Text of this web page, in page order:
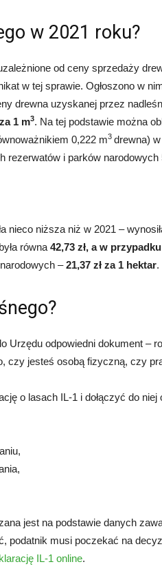
w 2021 roku?
od ceny sprzedaży
w tej sprawie. Ogłoszono w
drewna uzyskanej przez
1 m3. Na tej podstawie można
0,222 m3 drewna)
rezerwatów i parków narodowych
nieco niższa niż w 2021 –
równa 42,73 zł, a w
–21,37 zł za 1 hektar.
Urzędu odpowiedni dokument –
czy jesteś osobą fizyczną, czy
o lasach IL-1 i dołączyć do niej
jest na podstawie danych
podatnik musi poczekać na
IL-1 online.